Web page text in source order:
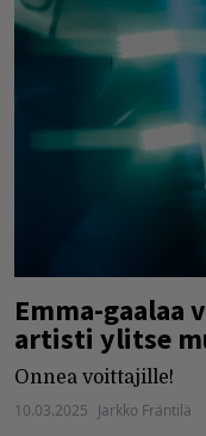
Emma-gaalaa
artisti ylitse
Onnea voittajille!
10.03.2025 Jarkko Fräntilä